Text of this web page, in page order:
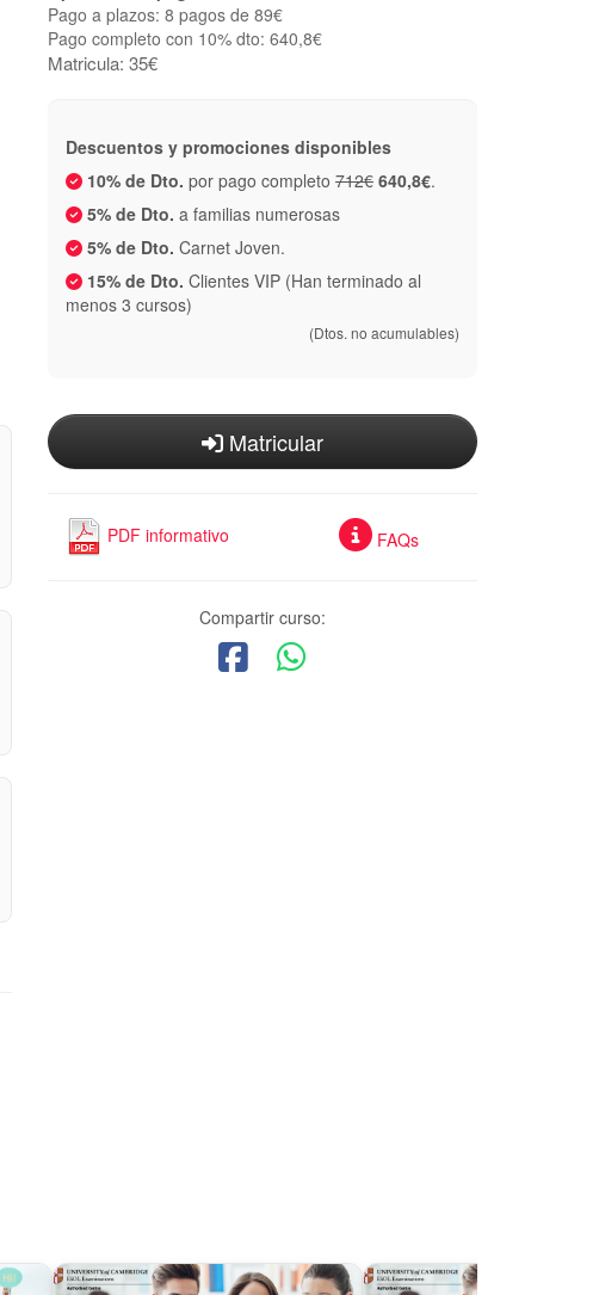
Pago a plazos: 8 pagos de 89€
Pago completo con 10% dto: 640,8€
Matricula: 35€
Descuentos y promociones disponibles
10% de Dto. por pago completo 712€ 640,8€.
5% de Dto. a familias numerosas
5% de Dto. Carnet Joven.
15% de Dto. Clientes VIP (Han terminado al
menos 3 cursos)
(Dtos. no acumulables)
Matricular
PDF informativo FAQs
Compartir curso: